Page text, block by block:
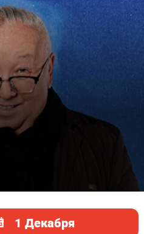
1 Декабря